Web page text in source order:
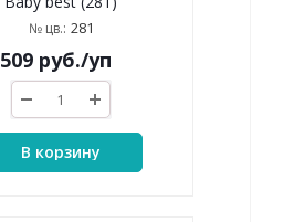
№ цв.: 281
509руб./уп
В корзину